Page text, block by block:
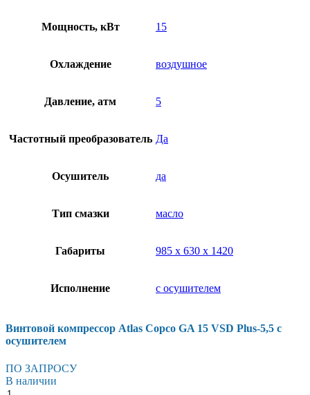
Мощность, кВт 15
Охлаждение воздушное
Давление, атм 5
Частотный преобразователь Да
Осушитель да
Тип смазки масло
Габариты 985 х 630 х 1420
Исполнение с осушителем
Винтовой компрессор Atlas Copco GA 15 VSD Plus-5,5 с
осушителем
ПО ЗАПРОСУ
В наличии
Винтовой